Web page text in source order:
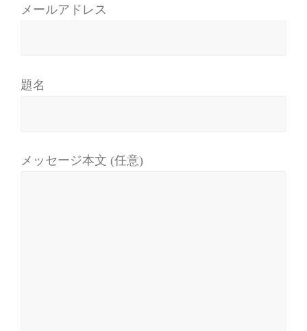
メールアドレス
題名
メッセージ本文 (任意)